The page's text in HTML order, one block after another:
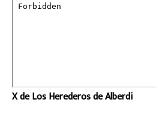
X de Los Herederos de Alberdi